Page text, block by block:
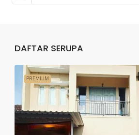
DAFTAR SERUPA
PREMIUM